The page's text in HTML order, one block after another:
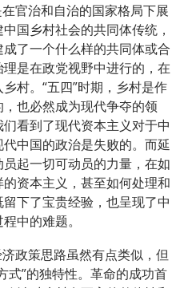
官治和自治的国家格局下展
国乡村社会的共同体传统，
了一个什么样的共同体或合
是在政党视野中进行的，在
村。“五四”时期，乡村是作
也必然成为现代争夺的领
看到了现代资本主义对于中
中国的政治是失败的。而延
起一切可动员的力量，在如
资本主义，甚至如何处理和
下了宝贵经验，也呈现了中
中的难题。
政策思路虽然有点类似，但
式”的独特性。革命的成功首